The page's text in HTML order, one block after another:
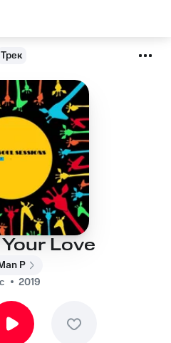
Трек
Love
P
2019